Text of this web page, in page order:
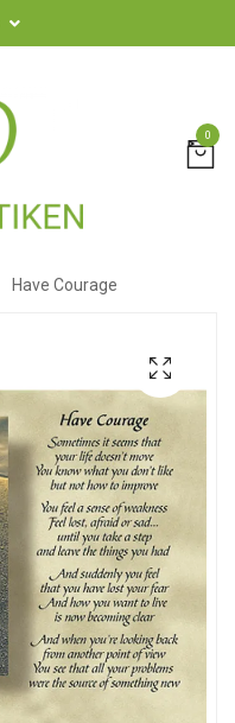
0
Have Courage